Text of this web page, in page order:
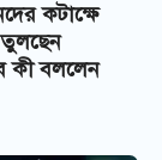
কটাক্ষে
তুলছেন
কী বললেন